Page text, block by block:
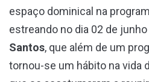
espaço dominical na
estreando no dia 02 de junho
Santos, que além de um
tornou-se um hábito na vida